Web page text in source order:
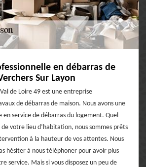
en débarras de
Sur Layon
de Loire 49 est une entreprise
de débarras de maison. Nous avons une
service de débarras du logement. Quel
votre lieu d’habitation, nous sommes prêts
à la hauteur de vos attentes. Nous
hésiter à nous téléphoner pour avoir plus
service. Mais si vous disposez un peu de